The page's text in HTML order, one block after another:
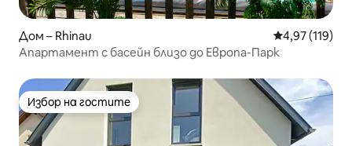
Дом – Rhinau Средна
4,97 (119)
Апартамент с басейн близо до Европа-Парк
Избор на гостите
Избор на гостите